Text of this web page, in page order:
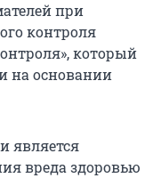
при
контроля
который
на основании
является
вреда здоровью